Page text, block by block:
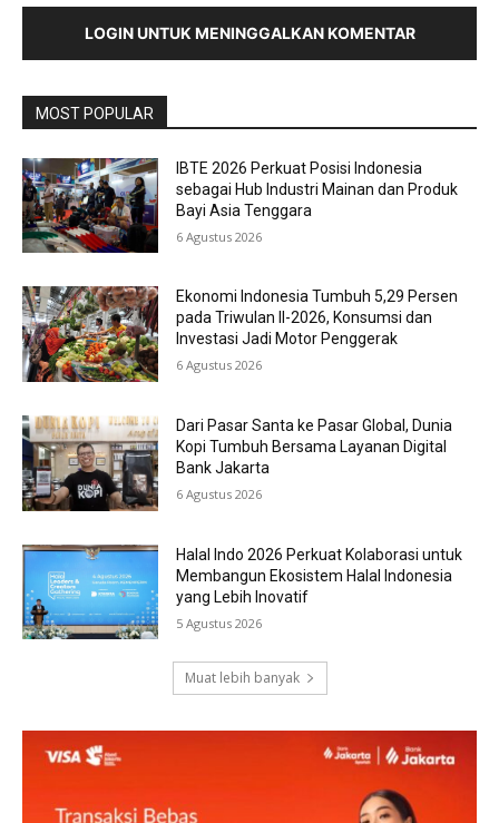
LOGIN UNTUK MENINGGALKAN KOMENTAR
MOST POPULAR
IBTE 2026 Perkuat Posisi Indonesia
sebagai Hub Industri Mainan dan Produk
Bayi Asia Tenggara
6 Agustus 2026
Ekonomi Indonesia Tumbuh 5,29 Persen
pada Triwulan II-2026, Konsumsi dan
Investasi Jadi Motor Penggerak
6 Agustus 2026
Dari Pasar Santa ke Pasar Global, Dunia
Kopi Tumbuh Bersama Layanan Digital
Bank Jakarta
6 Agustus 2026
Halal Indo 2026 Perkuat Kolaborasi untuk
Membangun Ekosistem Halal Indonesia
yang Lebih Inovatif
5 Agustus 2026
Muat lebih banyak